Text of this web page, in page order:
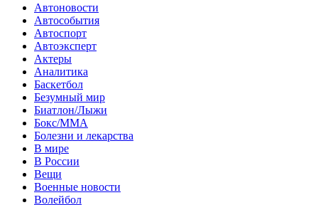
Автоновости
Автособытия
Автоспорт
Автоэксперт
Актеры
Аналитика
Баскетбол
Безумный мир
Биатлон/Лыжи
Бокс/MMA
Болезни и лекарства
В мире
В России
Вещи
Военные новости
Волейбол